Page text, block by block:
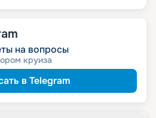
на вопросы
круиза
в Telegram